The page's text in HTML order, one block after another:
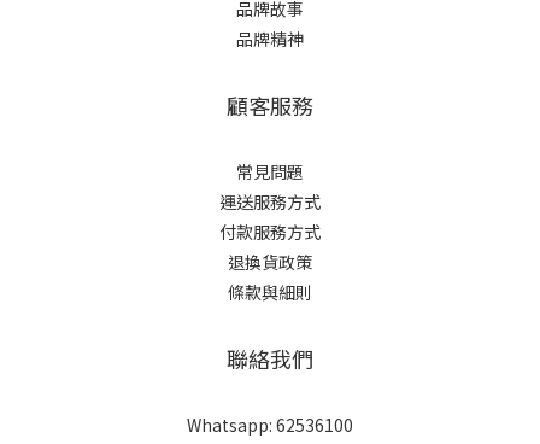
品牌故事
品牌精神
顧客服務
常見問題
運送服務方式
付款服務方式
退換貨政策
條款與細則
聯絡我們
Whatsapp: 62536100